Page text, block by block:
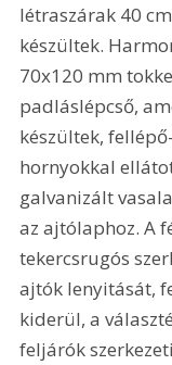
létraszárak 40
készültek.
70x120 mm
padláslépcső,
készültek,
hornyokkal
galvanizált
az ajtólaphoz. A
tekercsrugós
ajtók lenyitását,
kiderül, a
feljárók